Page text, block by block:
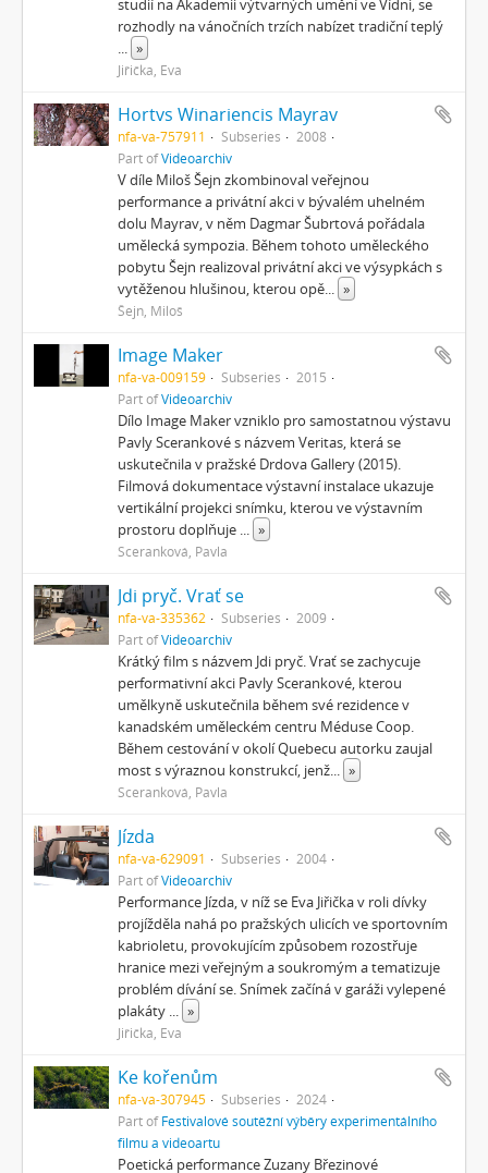
studií na Akademii výtvarných umění ve Vídni, se
rozhodly na vánočních trzích nabízet tradiční teplý
... »
Jiřička, Eva
Hortvs Winariencis Mayrav
nfa-va-757911 Subseries
2008
Part ofVideoarchiv
V díle Miloš Šejn zkombinoval veřejnou
performance a privátní akci v bývalém uhelném
dolu Mayrav, v něm Dagmar Šubrtová pořádala
umělecká sympozia. Během tohoto uměleckého
pobytu Šejn realizoval privátní akci ve výsypkách s
vytěženou hlušinou, kterou opě... »
Šejn, Miloš
Image Maker
nfa-va-009159 Subseries
2015
Part ofVideoarchiv
Dílo Image Maker vzniklo pro samostatnou výstavu
Pavly Scerankové s názvem Veritas, která se
uskutečnila v pražské Drdova Gallery (2015).
Filmová dokumentace výstavní instalace ukazuje
vertikální projekci snímku, kterou ve výstavním
prostoru doplňuje ... »
Sceranková, Pavla
Jdi pryč. Vrať se
nfa-va-335362 Subseries
2009
Part ofVideoarchiv
Krátký film s názvem Jdi pryč. Vrať se zachycuje
performativní akci Pavly Scerankové, kterou
umělkyně uskutečnila během své rezidence v
kanadském uměleckém centru Méduse Coop.
Během cestování v okolí Quebecu autorku zaujal
most s výraznou konstrukcí, jenž... »
Sceranková, Pavla
Jízda
nfa-va-629091 Subseries
2004
Part ofVideoarchiv
Performance Jízda, v níž se Eva Jiřička v roli dívky
projížděla nahá po pražských ulicích ve sportovním
kabrioletu, provokujícím způsobem rozostřuje
hranice mezi veřejným a soukromým a tematizuje
problém dívání se. Snímek začíná v garáži vylepené
plakáty ... »
Jiřička, Eva
Ke kořenům
nfa-va-307945 Subseries
2024
Part ofFestivalové soutěžní výběry experimentálního
filmu a videoartu
Poetická performance Zuzany Březinové